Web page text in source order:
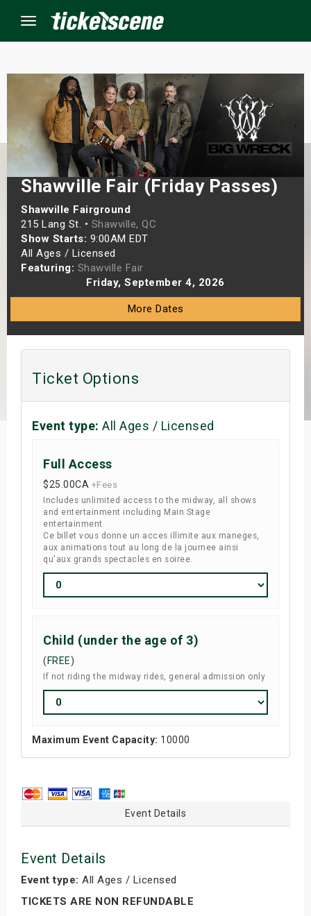
Menu
Shawville Fair (Friday Passes)
Shawville Fairground
215 Lang St. • Shawville, QC
Show Starts: 9:00AM EDT
All Ages / Licensed
Featuring: Shawville Fair
Friday, September 4, 2026
More Dates
Ticket Options
Event type: All Ages / Licensed
Full Access
$25.00CA +Fees
Includes unlimited access to the midway, all shows
and entertainment including Main Stage
entertainment
Ce billet vous donne un acces illimite aux maneges,
aux animations tout au long de la journee ainsi
qu'aux grands spectacles en soiree.
Child (under the age of 3)
( FREE)
If not riding the midway rides, general admission only
Maximum Event Capacity: 10000
Event Details
Event Details
Event type: All Ages / Licensed
TICKETS ARE NON REFUNDABLE
Events
Weekend